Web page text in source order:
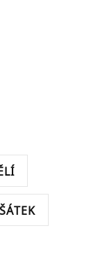
ŠÁTEK